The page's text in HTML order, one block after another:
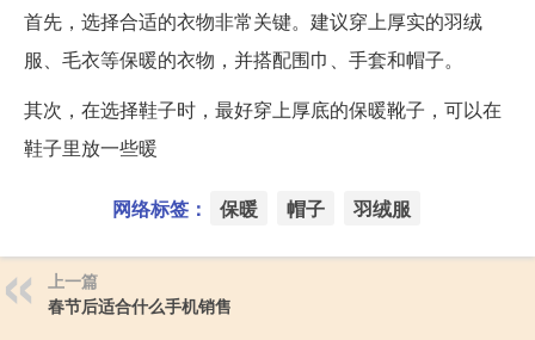
首先，选择合适的衣物非常关键。建议穿上厚实的羽绒
服、毛衣等保暖的衣物，并搭配围巾、手套和帽子。
其次，在选择鞋子时，最好穿上厚底的保暖靴子，可以在
鞋子里放一些暖
网络标签： 保暖 帽子 羽绒服
上一篇
春节后适合什么手机销售